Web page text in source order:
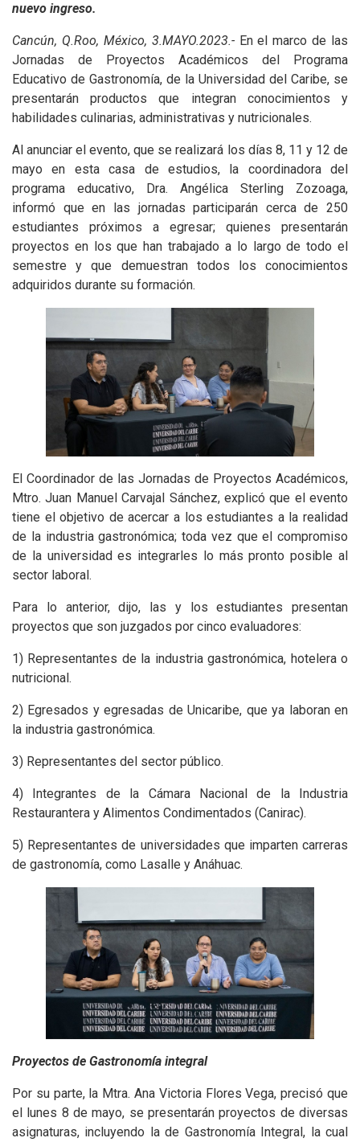
nuevo ingreso.
Cancún, Q.Roo, México, 3.MAYO.2023.-En el marco de las
Jornadas de Proyectos Académicos del Programa
Educativo de Gastronomía, de la Universidad del Caribe, se
presentarán productos que integran conocimientos y
habilidades culinarias, administrativas y nutricionales.
Al anunciar el evento, que se realizará los días 8, 11 y 12 de
mayo en esta casa de estudios, la coordinadora del
programa educativo, Dra. Angélica Sterling Zozoaga,
informó que en las jornadas participarán cerca de 250
estudiantes próximos a egresar; quienes presentarán
proyectos en los que han trabajado a lo largo de todo el
semestre y que demuestran todos los conocimientos
adquiridos durante su formación.
El Coordinador de las Jornadas de Proyectos Académicos,
Mtro. Juan Manuel Carvajal Sánchez, explicó que el evento
tiene el objetivo de acercar a los estudiantes a la realidad
de la industria gastronómica; toda vez que el compromiso
de la universidad es integrarles lo más pronto posible al
sector laboral.
Para lo anterior, dijo, las y los estudiantes presentan
proyectos que son juzgados por cinco evaluadores:
1) Representantes de la industria gastronómica, hotelera o
nutricional.
2) Egresados y egresadas de Unicaribe, que ya laboran en
la industria gastronómica.
3) Representantes del sector público.
4) Integrantes de la Cámara Nacional de la Industria
Restaurantera y Alimentos Condimentados (Canirac).
5) Representantes de universidades que imparten carreras
de gastronomía, como Lasalle y Anáhuac.
Proyectos de Gastronomía integral
Por su parte, la Mtra. Ana Victoria Flores Vega, precisó que
el lunes 8 de mayo, se presentarán proyectos de diversas
asignaturas, incluyendo la de Gastronomía Integral, la cual